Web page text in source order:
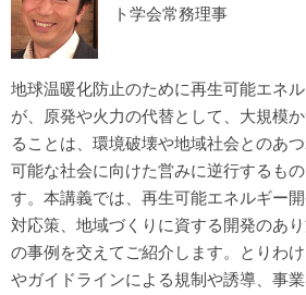
ト学会常務理事
地球温暖化防止のために再生可能エネ
が、原発や火力の代替として、大規模
ることは、環境破壊や地域社会とのあ
可能な社会に向けた営みに逆行するも
す。本講義では、再生可能エネルギー
対応策、地域づくりに資する開発のあ
の事例を交えてご紹介します。とりわ
やガイドラインによる規制や誘導、事